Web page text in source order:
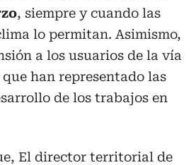
, siempre y cuando las
lo permitan. Asimismo,
a los usuarios de la vía
han representado las
de los trabajos en
El director territorial de